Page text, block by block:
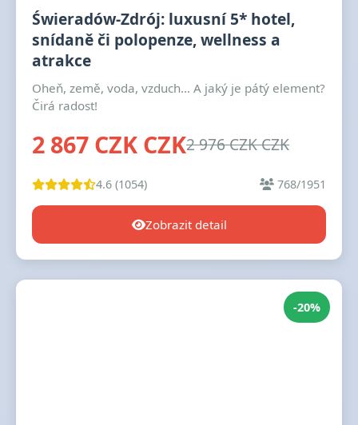
Świeradów-Zdrój: luxusní 5* hotel,
snídaně či polopenze, wellness a
atrakce
Oheň, země, voda, vzduch... A jaký je pátý element?
Čirá radost!
2 867 CZK CZK2 976 CZK CZK
4.6 (1054) 768/1951
Zobrazit detail
-20%